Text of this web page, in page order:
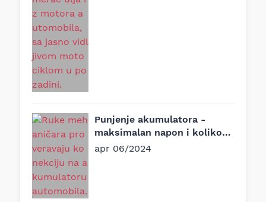
Punjenje akumulatora -
maksimalan napon i koliko
traje?
apr 06/2024